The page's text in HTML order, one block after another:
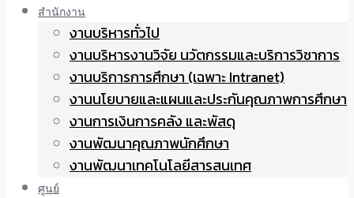
สำนักงาน
งานบริหารทั่วไป
งานบริหารงานวิจัย นวัตกรรมและบริการวิชาการ
งานบริการการศึกษา (เฉพาะ Intranet)
งานนโยบายและแผนและประกันคุณภาพการศึกษา
งานการเงินการคลัง และพัสดุ
งานพัฒนาคุณภาพนักศึกษา
งานพัฒนาเทคโนโลยีสารสนเทศ
ศูนย์